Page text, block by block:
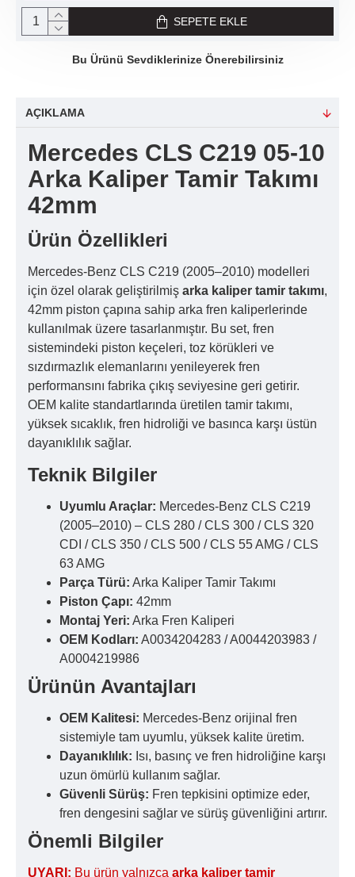
SEPETE EKLE
Bu Ürünü Sevdiklerinize Önerebilirsiniz
AÇIKLAMA
Mercedes CLS C219 05-10
Arka Kaliper Tamir Takımı
42mm
Ürün Özellikleri
Mercedes-Benz CLS C219 (2005–2010) modelleri
için özel olarak geliştirilmiş arka kaliper tamir takımı,
42mm piston çapına sahip arka fren kaliperlerinde
kullanılmak üzere tasarlanmıştır. Bu set, fren
sistemindeki piston keçeleri, toz körükleri ve
sızdırmazlık elemanlarını yenileyerek fren
performansını fabrika çıkış seviyesine geri getirir.
OEM kalite standartlarında üretilen tamir takımı,
yüksek sıcaklık, fren hidroliği ve basınca karşı üstün
dayanıklılık sağlar.
Teknik Bilgiler
Uyumlu Araçlar: Mercedes-Benz CLS C219
(2005–2010) – CLS 280 / CLS 300 / CLS 320
CDI / CLS 350 / CLS 500 / CLS 55 AMG / CLS
63 AMG
Parça Türü: Arka Kaliper Tamir Takımı
Piston Çapı: 42mm
Montaj Yeri: Arka Fren Kaliperi
OEM Kodları: A0034204283 / A0044203983 /
A0004219986
Ürünün Avantajları
OEM Kalitesi: Mercedes-Benz orijinal fren
sistemiyle tam uyumlu, yüksek kalite üretim.
Dayanıklılık: Isı, basınç ve fren hidroliğine karşı
uzun ömürlü kullanım sağlar.
Güvenli Sürüş: Fren tepkisini optimize eder,
fren dengesini sağlar ve sürüş güvenliğini artırır.
Önemli Bilgiler
UYARI: Bu ürün yalnızca arka kaliper tamir